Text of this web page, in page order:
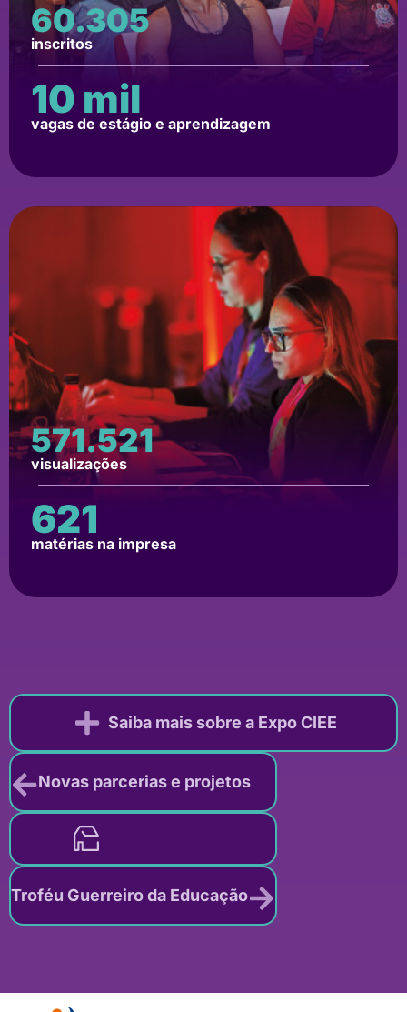
inscritos
60.305
vagas de estágio e aprendizagem
10 mil
visualizações
580.409
matérias na impresa
631
Saiba mais sobre a Expo CIEE
Novas parcerias e projetos
Troféu Guerreiro da Educação